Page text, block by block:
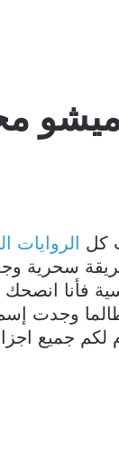
ميشو
كل الروايات
سحرية
فأنا
وجدت إسم
لكم جميع